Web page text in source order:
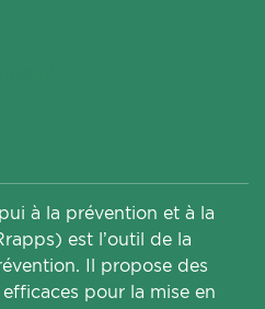
à la prévention et à la
est l’outil de la
Il propose des
pour la mise en